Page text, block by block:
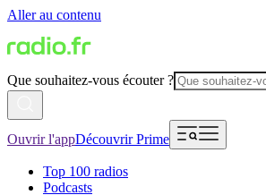
Aller au contenu
Que souhaitez-vous écouter ?
Ouvrir l'appDécouvrir Prime
Top 100 radios
Podcasts